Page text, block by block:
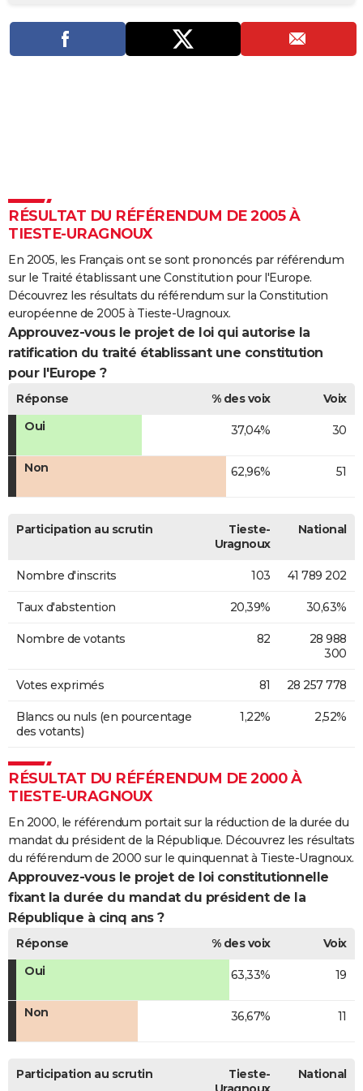
PHOTO
GUIDES D'ACHAT
COPAINS D'AVANT
FORUM
Bricolage
Lifestyle
Culture
Sport
Auto
Television
Voyage
Cinema
RÉSULTAT DU RÉFÉRENDUM DE 2005 À
TIESTE-URAGNOUX
En 2005, les Français ont se sont prononcés par référendum
sur le Traité établissant une Constitution pour l'Europe.
Découvrez les résultats du référendum sur la Constitution
européenne de 2005 à Tieste-Uragnoux.
Approuvez-vous le projet de loi qui autorise la
ratification du traité établissant une constitution
pour l'Europe ?
Réponse % des voix
Voix
Oui
37,04% 30
Non 62,96% 51
Participation au scrutin
Tieste-
Uragnoux
National
Nombre d'inscrits 103 41 789 202
Taux d'abstention 20,39% 30,63%
Nombre de votants 82
28 988
300
Votes exprimés 81 28 257 778
Blancs ou nuls (en pourcentage
des votants)
1,22% 2,52%
RÉSULTAT DU RÉFÉRENDUM DE 2000 À
TIESTE-URAGNOUX
En 2000, le référendum portait sur la réduction de la durée du
mandat du président de la République. Découvrez les résultats
du référendum de 2000 sur le quinquennat à Tieste-Uragnoux.
Approuvez-vous le projet de loi constitutionnelle
fixant la durée du mandat du président de la
République à cinq ans ?
Réponse % des voix
Voix
Oui
63,33% 19
Non 36,67% 11
Participation au scrutin
Tieste-
National